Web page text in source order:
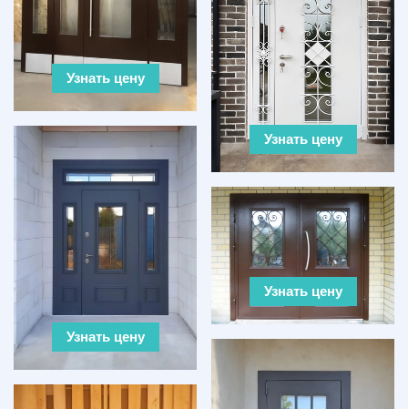
Узнать цену
Узнать цену
Узнать цену
Узнать цену